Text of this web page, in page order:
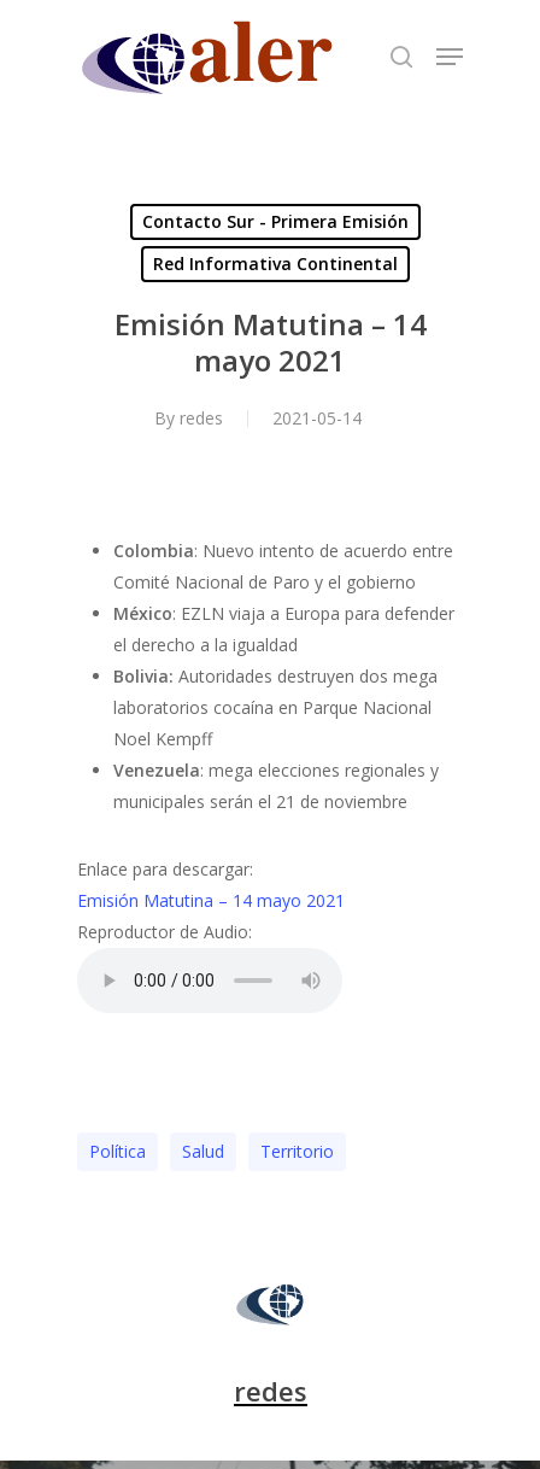
Contacto Sur - Primera Emisión
Red Informativa Continental
Emisión Matutina – 14
mayo 2021
By redes 2021-05-14
Colombia: Nuevo intento de acuerdo entre
Comité Nacional de Paro y el gobierno
México: EZLN viaja a Europa para defender
el derecho a la igualdad
Bolivia: Autoridades destruyen dos mega
laboratorios cocaína en Parque Nacional
Noel Kempff
Venezuela: mega elecciones regionales y
municipales serán el 21 de noviembre
Enlace para descargar:
Emisión Matutina – 14 mayo 2021
Reproductor de Audio:
Polí­tica Salud Territorio
redes